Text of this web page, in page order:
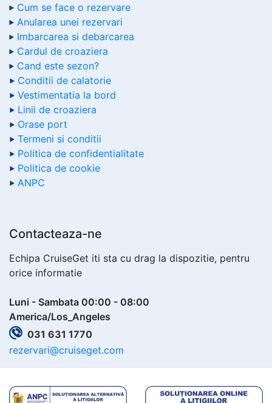
Cum se face o rezervare
Anularea unei rezervari
Imbarcarea si debarcarea
Cardul de croaziera
Cand este sezon?
Conditii de calatorie
Vestimentatia la bord
Linii de croaziera
Orase port
Termeni si conditii
Politica de confidentialitate
Politica de cookie
ANPC
Contacteaza-ne
Echipa CruiseGet iti sta cu drag la dispozitie, pentru
orice informatie
Luni - Sambata 00:00 - 08:00
America/Los_Angeles
031 631 1770
rezervari@cruiseget.com